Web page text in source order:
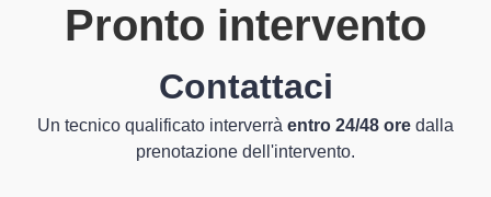
Pronto intervento
Contattaci
Un tecnico qualificato interverrà entro 24/48 ore dalla
prenotazione dell'intervento.